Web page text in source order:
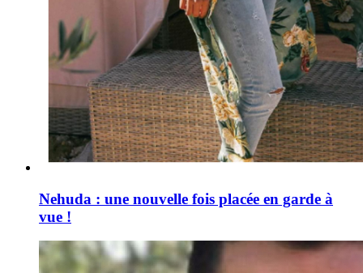
Nehuda : une nouvelle fois placée en garde à
vue !